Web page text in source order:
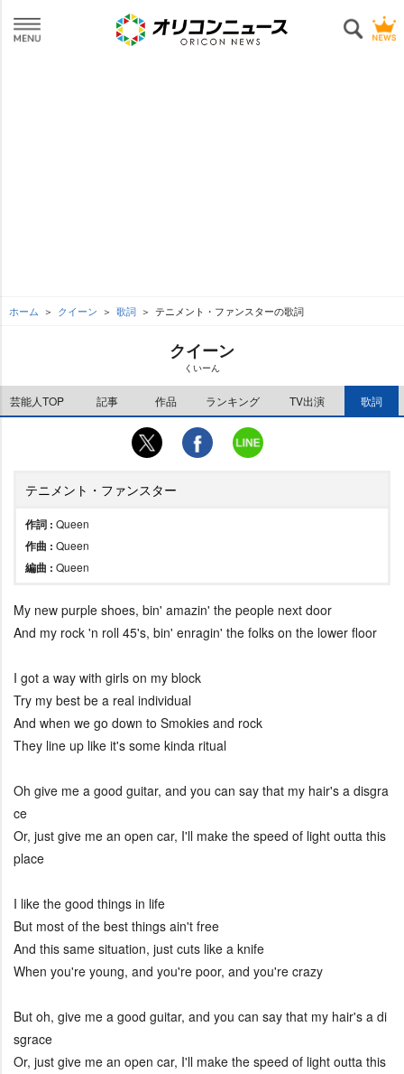
ホーム クイーン 歌詞 テニメント・ファンスターの歌詞
クイーン
くいーん
芸能人TOP 記事 作品 ランキング TV出演 歌詞
テニメント・ファンスター
作詞 : Queen
作曲 : Queen
編曲 : Queen
My new purple shoes, bin' amazin' the people next door
And my rock 'n roll 45's, bin' enragin' the folks on the lower floor
I got a way with girls on my block
Try my best be a real individual
And when we go down to Smokies and rock
They line up like it's some kinda ritual
Oh give me a good guitar, and you can say that my hair's a disgra
ce
Or, just give me an open car, I'll make the speed of light outta this
place
I like the good things in life
But most of the best things ain't free
And this same situation, just cuts like a knife
When you're young, and you're poor, and you're crazy
But oh, give me a good guitar, and you can say that my hair's a di
sgrace
Or, just give me an open car, I'll make the speed of light outta this